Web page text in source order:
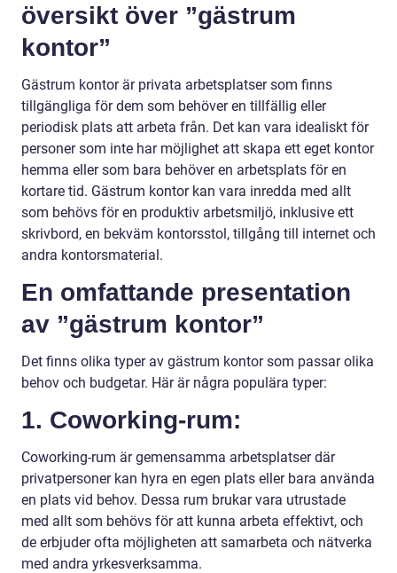
översikt över ”gästrum
kontor”
Gästrum kontor är privata arbetsplatser som finns
tillgängliga för dem som behöver en tillfällig eller
periodisk plats att arbeta från. Det kan vara idealiskt för
personer som inte har möjlighet att skapa ett eget kontor
hemma eller som bara behöver en arbetsplats för en
kortare tid. Gästrum kontor kan vara inredda med allt
som behövs för en produktiv arbetsmiljö, inklusive ett
skrivbord, en bekväm kontorsstol, tillgång till internet och
andra kontorsmaterial.
En omfattande presentation
av ”gästrum kontor”
Det finns olika typer av gästrum kontor som passar olika
behov och budgetar. Här är några populära typer:
1. Coworking-rum:
Coworking-rum är gemensamma arbetsplatser där
privatpersoner kan hyra en egen plats eller bara använda
en plats vid behov. Dessa rum brukar vara utrustade
med allt som behövs för att kunna arbeta effektivt, och
de erbjuder ofta möjligheten att samarbeta och nätverka
med andra yrkesverksamma.